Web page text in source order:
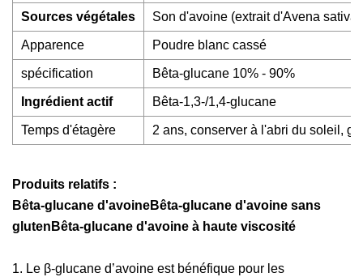
Sources végétales Son d'avoine (extrait d'Avena sativa)
Apparence Poudre blanc cassé
spécification Bêta-glucane 10% - 90%
Ingrédient actif Bêta-1,3-/1,4-glucane
Temps d'étagère 2 ans, conserver à l'abri du soleil,
Produits relatifs :
Bêta-glucane d'avoineBêta-glucane d'avoine sans
glutenBêta-glucane d'avoine à haute viscosité
1. Le β-glucane d’avoine est bénéfique pour les